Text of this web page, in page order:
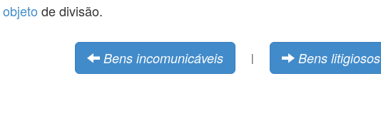
objeto de divisão.
Bens incomunicáveis | Bens litigiosos